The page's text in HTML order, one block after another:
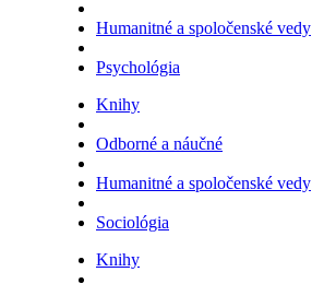
Humanitné a spoločenské vedy
Psychológia
Knihy
Odborné a náučné
Humanitné a spoločenské vedy
Sociológia
Knihy